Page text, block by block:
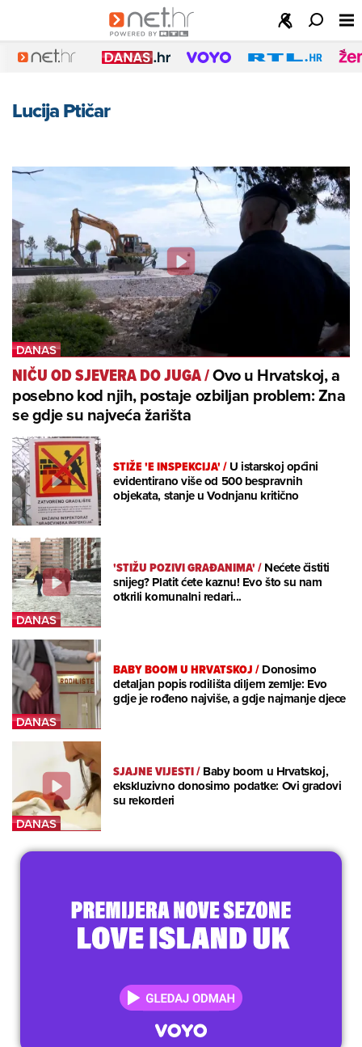
Lucija Ptičar
NIČU OD SJEVERA DO JUGA/Ovo u Hrvatskoj, a
posebno kod njih, postaje ozbiljan problem: Zna
se gdje su najveća žarišta
STIŽE 'E INSPEKCIJA'/U istarskoj općini
evidentirano više od 500 bespravnih
objekata, stanje u Vodnjanu kritično
'STIŽU POZIVI GRAĐANIMA'/Nećete čistiti
snijeg? Platit ćete kaznu! Evo što su nam
otkrili komunalni redari...
BABY BOOM U HRVATSKOJ/Donosimo
detaljan popis rodilišta diljem zemlje: Evo
gdje je rođeno najviše, a gdje najmanje djece
SJAJNE VIJESTI/Baby boom u Hrvatskoj,
ekskluzivno donosimo podatke: Ovi gradovi
su rekorderi